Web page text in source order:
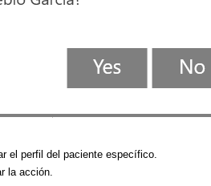
el perfil del paciente específico.
la acción.